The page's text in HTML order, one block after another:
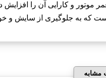
موتور و کارایی آن را
است که به جلوگیری از سایش
مشابه